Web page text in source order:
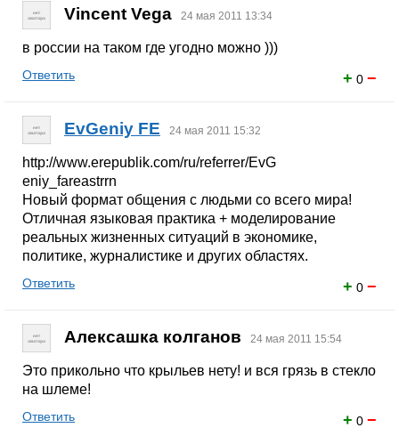
Vincent Vega 24 мая 2011 13:34
в россии на таком где угодно можно )))
+ 0 −
Ответить
EvGeniy FE 24 мая 2011 15:32
http://www.erepublik.com/ru/referrer/EvG
eniy_fareastrrn
Новый формат общения с людьми со всего мира!
Отличная языковая практика + моделирование
реальных жизненных ситуаций в экономике,
политике, журналистике и других областях.
+ 0 −
Ответить
Алексашка колганов 24 мая 2011 15:54
Это прикольно что крыльев нету! и вся грязь в стекло
на шлеме!
+ 0 −
Ответить